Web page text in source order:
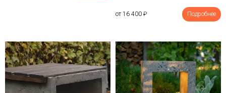
от 16 400 ₽ Подробнее